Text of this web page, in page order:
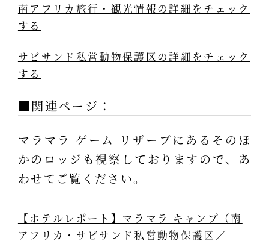
南アフリカ旅行・観光情報の詳細をチェック
する
サビサンド私営動物保護区の詳細をチェック
する
■関連ページ：
マラマラ ゲーム リザーブにあるそのほ
かのロッジも視察しておりますので、あ
わせてご覧ください。
【ホテルレポート】マラマラ キャンプ（南
アフリカ・サビサンド私営動物保護区／